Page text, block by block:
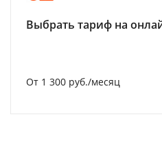
Выбрать тариф на
От 1 300 руб./месяц